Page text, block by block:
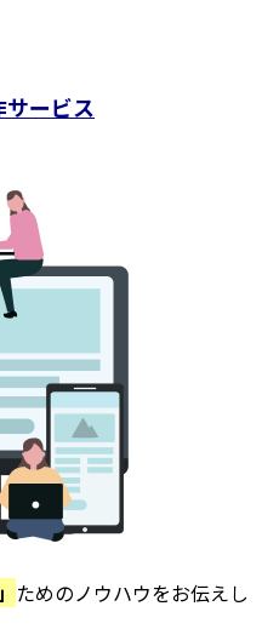
ービス
ためのノウハウをお伝えし